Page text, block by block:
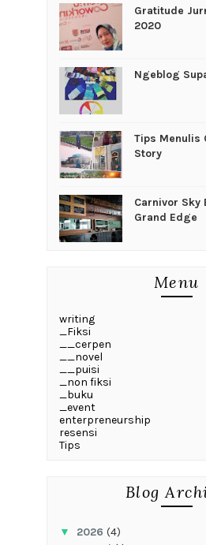
Gratitude
2020
Ngeblog
Tips Menulis
Story
Carnivor Sky
Grand Edge
Menu
writing
_Fiksi
__cerpen
__novel
__puisi
_non fiksi
_buku
_event
enterpreneurship
resensi
Tips
Blog
▼ 2026 (4)